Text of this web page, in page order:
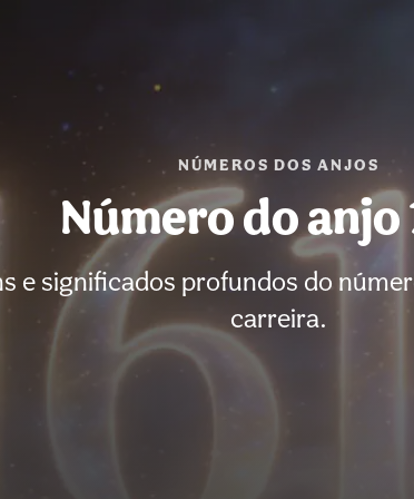
NÚMEROS DOS ANJOS
Número do anjo
e significados profundos do
carreira.